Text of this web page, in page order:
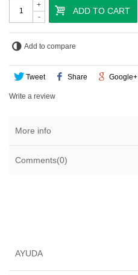
-
+
ADD TO CART
Add to compare
Tweet Share Google+
Write a review
More info
Comments(0)
AYUDA